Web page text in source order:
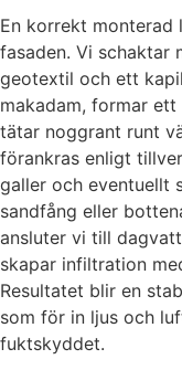
En korrekt monterad
fasaden. Vi schaktar
geotextil och ett
makadam, formar
tätar noggrant runt
förankras enligt
galler och eventuellt
sandfång eller
ansluter vi till
skapar infiltration
Resultatet blir en
som för in ljus och
fuktskyddet.